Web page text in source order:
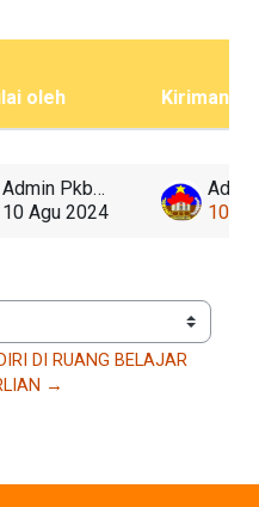
oleh Kiriman
Admin Pkbmberlian
10 Agu 2024
10
DI RUANG BELAJAR
→